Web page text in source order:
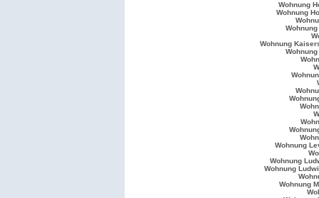
Wohnung
Wohnung
Wohnung
Wohnung
Wohnung
Wohnung
Wohnung